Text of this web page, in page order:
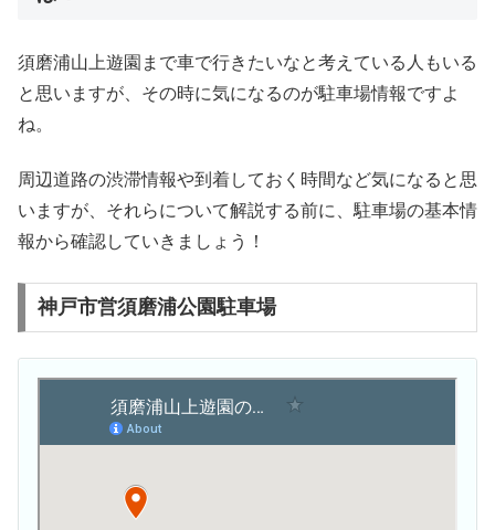
須磨浦山上遊園まで車で行きたいなと考えている人もいる
と思いますが、その時に気になるのが駐車場情報ですよ
ね。
周辺道路の渋滞情報や到着しておく時間など気になると思
いますが、それらについて解説する前に、駐車場の基本情
報から確認していきましょう！
神戸市営須磨浦公園駐車場